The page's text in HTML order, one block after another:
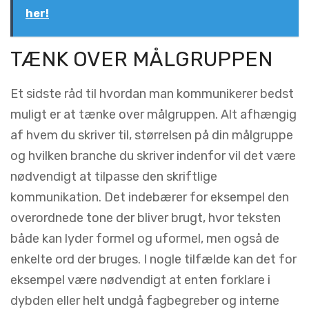
her!
TÆNK OVER MÅLGRUPPEN
Et sidste råd til hvordan man kommunikerer bedst
muligt er at tænke over målgruppen. Alt afhængig
af hvem du skriver til, størrelsen på din målgruppe
og hvilken branche du skriver indenfor vil det være
nødvendigt at tilpasse den skriftlige
kommunikation. Det indebærer for eksempel den
overordnede tone der bliver brugt, hvor teksten
både kan lyder formel og uformel, men også de
enkelte ord der bruges. I nogle tilfælde kan det for
eksempel være nødvendigt at enten forklare i
dybden eller helt undgå fagbegreber og interne